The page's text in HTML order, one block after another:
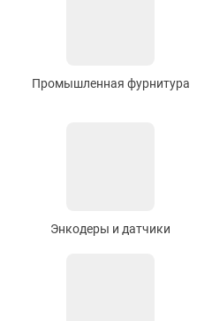
Промышленная фурнитура
Энкодеры и датчики